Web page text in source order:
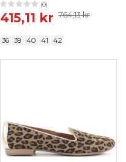
(0)
415,11 kr 764,13 kr
36 39 40 41 42